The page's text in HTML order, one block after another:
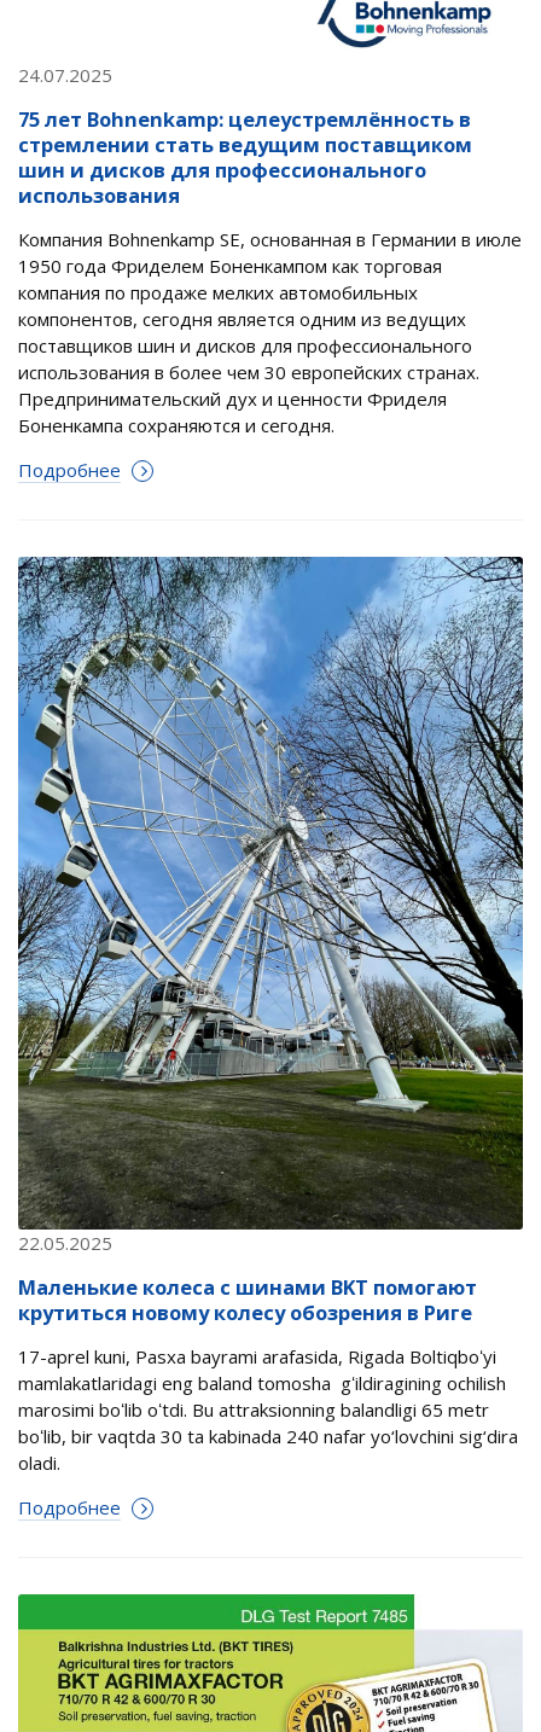
24.07.2025
75 лет Bohnenkamp: целеустремлённость в
стремлении стать ведущим поставщиком
шин и дисков для профессионального
использования
Компания Bohnenkamp SE, основанная в Германии в июле
1950 года Фриделем Боненкампом как торговая
компания по продаже мелких автомобильных
компонентов, сегодня является одним из ведущих
поставщиков шин и дисков для профессионального
использования в более чем 30 европейских странах.
Предпринимательский дух и ценности Фриделя
Боненкампа сохраняются и сегодня.
Подробнее
22.05.2025
Маленькие колеса с шинами BKT помогают
крутиться новому колесу обозрения в Риге
17-aprel kuni, Pasxa bayrami arafasida, Rigada Boltiqboʻyi
mamlakatlaridagi eng baland tomosha gʻildiragining ochilish
marosimi boʻlib oʻtdi. Bu attraksionning balandligi 65 metr
boʻlib, bir vaqtda 30 ta kabinada 240 nafar yo‘lovchini sig‘dira
oladi.
Подробнее